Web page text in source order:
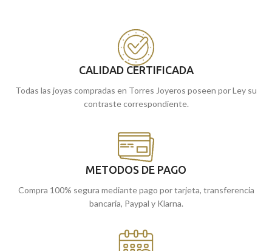
CALIDAD CERTIFICADA
Todas las joyas compradas en Torres Joyeros poseen por Ley su
contraste correspondiente.
METODOS DE PAGO
Compra 100% segura mediante pago por tarjeta, transferencia
bancaria, Paypal y Klarna.